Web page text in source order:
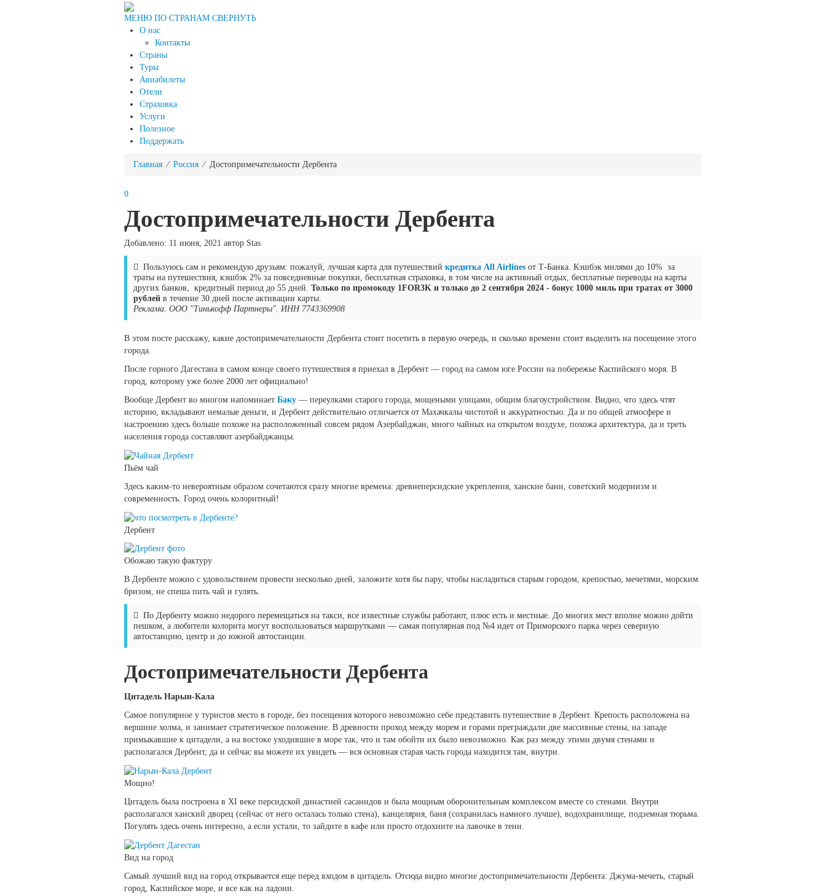
МЕНЮ ПО СТРАНАМ СВЕРНУТЬ
О нас
Контакты
Страны
Туры
Авиабилеты
Отели
Страховка
Услуги
Полезное
Поддержать
Главная ⁄ Россия ⁄ Достопримечательности Дербента
0
Достопримечательности Дербента
Добавлено: 11 июня, 2021 автор Stas
Пользуюсь сам и рекомендую друзьям: пожалуй, лучшая карта для путешествий кредитка All Airlines от Т-Банка. Кэшбэк милями до 10% за
траты на путешествия, кэшбэк 2% за повседневные покупки, бесплатная страховка, в том числе на активный отдых, бесплатные переводы на карты
других банков, кредитный период до 55 дней. Только по промокоду 1FOR3K и только до 2 сентября 2024 - бонус 1000 миль при тратах от 3000
рублей в течение 30 дней после активации карты.
Реклама. ООО "Тинькофф Партнеры". ИНН 7743369908
В этом посте расскажу, какие достопримечательности Дербента стоит посетить в первую очередь, и сколько времени стоит выделить на посещение этого
города.
После горного Дагестана в самом конце своего путешествия я приехал в Дербент — город на самом юге России на побережье Каспийского моря. В
город, которому уже более 2000 лет официально!
Вообще Дербент во многом напоминает Баку — переулками старого города, мощеными улицами, общим благоустройством. Видно, что здесь чтят
историю, вкладывают немалые деньги, и Дербент действительно отличается от Махачкалы чистотой и аккуратностью. Да и по общей атмосфере и
настроению здесь больше похоже на расположенный совсем рядом Азербайджан, много чайных на открытом воздухе, похожа архитектура, да и треть
населения города составляют азербайджанцы.
Пьём чай
Здесь каким-то невероятным образом сочетаются сразу многие времена: древнеперсидские укрепления, ханские бани, советский модернизм и
современность. Город очень колоритный!
Дербент
Обожаю такую фактуру
В Дербенте можно с удовольствием провести несколько дней, заложите хотя бы пару, чтобы насладиться старым городом, крепостью, мечетями, морским
бризом, не спеша пить чай и гулять.
По Дербенту можно недорого перемещаться на такси, все известные службы работают, плюс есть и местные. До многих мест вполне можно дойти
пешком, а любители колорита могут воспользоваться маршрутками — самая популярная под №4 идет от Приморского парка через северную
автостанцию, центр и до южной автостанции.
Достопримечательности Дербента
Цитадель Нарын-Кала
Самое популярное у туристов место в городе, без посещения которого невозможно себе представить путешествие в Дербент. Крепость расположена на
вершине холма, и занимает стратегическое положение. В древности проход между морем и горами преграждали две массивные стены, на западе
примыкавшие к цитадели, а на востоке уходившие в море так, что и там обойти их было невозможно. Как раз между этими двумя стенами и
располагался Дербент, да и сейчас вы можете их увидеть — вся основная старая часть города находится там, внутри.
Мощно!
Цитадель была построена в XI веке персидской династией сасанидов и была мощным оборонительным комплексом вместе со стенами. Внутри
располагался ханский дворец (сейчас от него осталась только стена), канцелярия, баня (сохранилась намного лучше), водохранилище, подземная тюрьма.
Погулять здесь очень интересно, а если устали, то зайдите в кафе или просто отдохните на лавочке в тени.
Вид на город
Самый лучший вид на город открывается еще перед входом в цитадель. Отсюда видно многие достопримечательности Дербента: Джума-мечеть, старый
город, Каспийское море, и все как на ладони.